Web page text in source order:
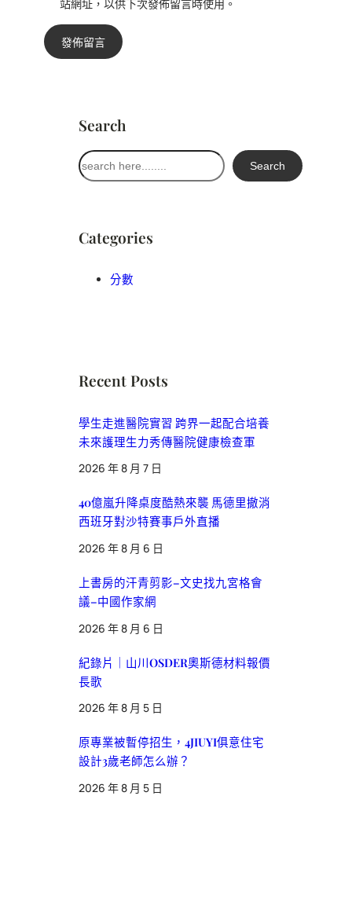
站網址，以供下次發佈留言時使用。
Search
搜
尋
Search
Categories
分數
Recent Posts
學生走進醫院實習 跨界一起配合培養
未來護理生力秀傳醫院健康檢查軍
2026 年 8 月 7 日
40億嵐升降桌度酷熱來襲 馬德里撤消
西班牙對沙特賽事戶外直播
2026 年 8 月 6 日
上書房的汗青剪影–文史找九宮格會
議–中國作家網
2026 年 8 月 6 日
紀錄片｜山川OSDER奧斯德材料報價
長歌
2026 年 8 月 5 日
原專業被暫停招生，4JIUYI俱意住宅
設計3歲老師怎么辦？
2026 年 8 月 5 日